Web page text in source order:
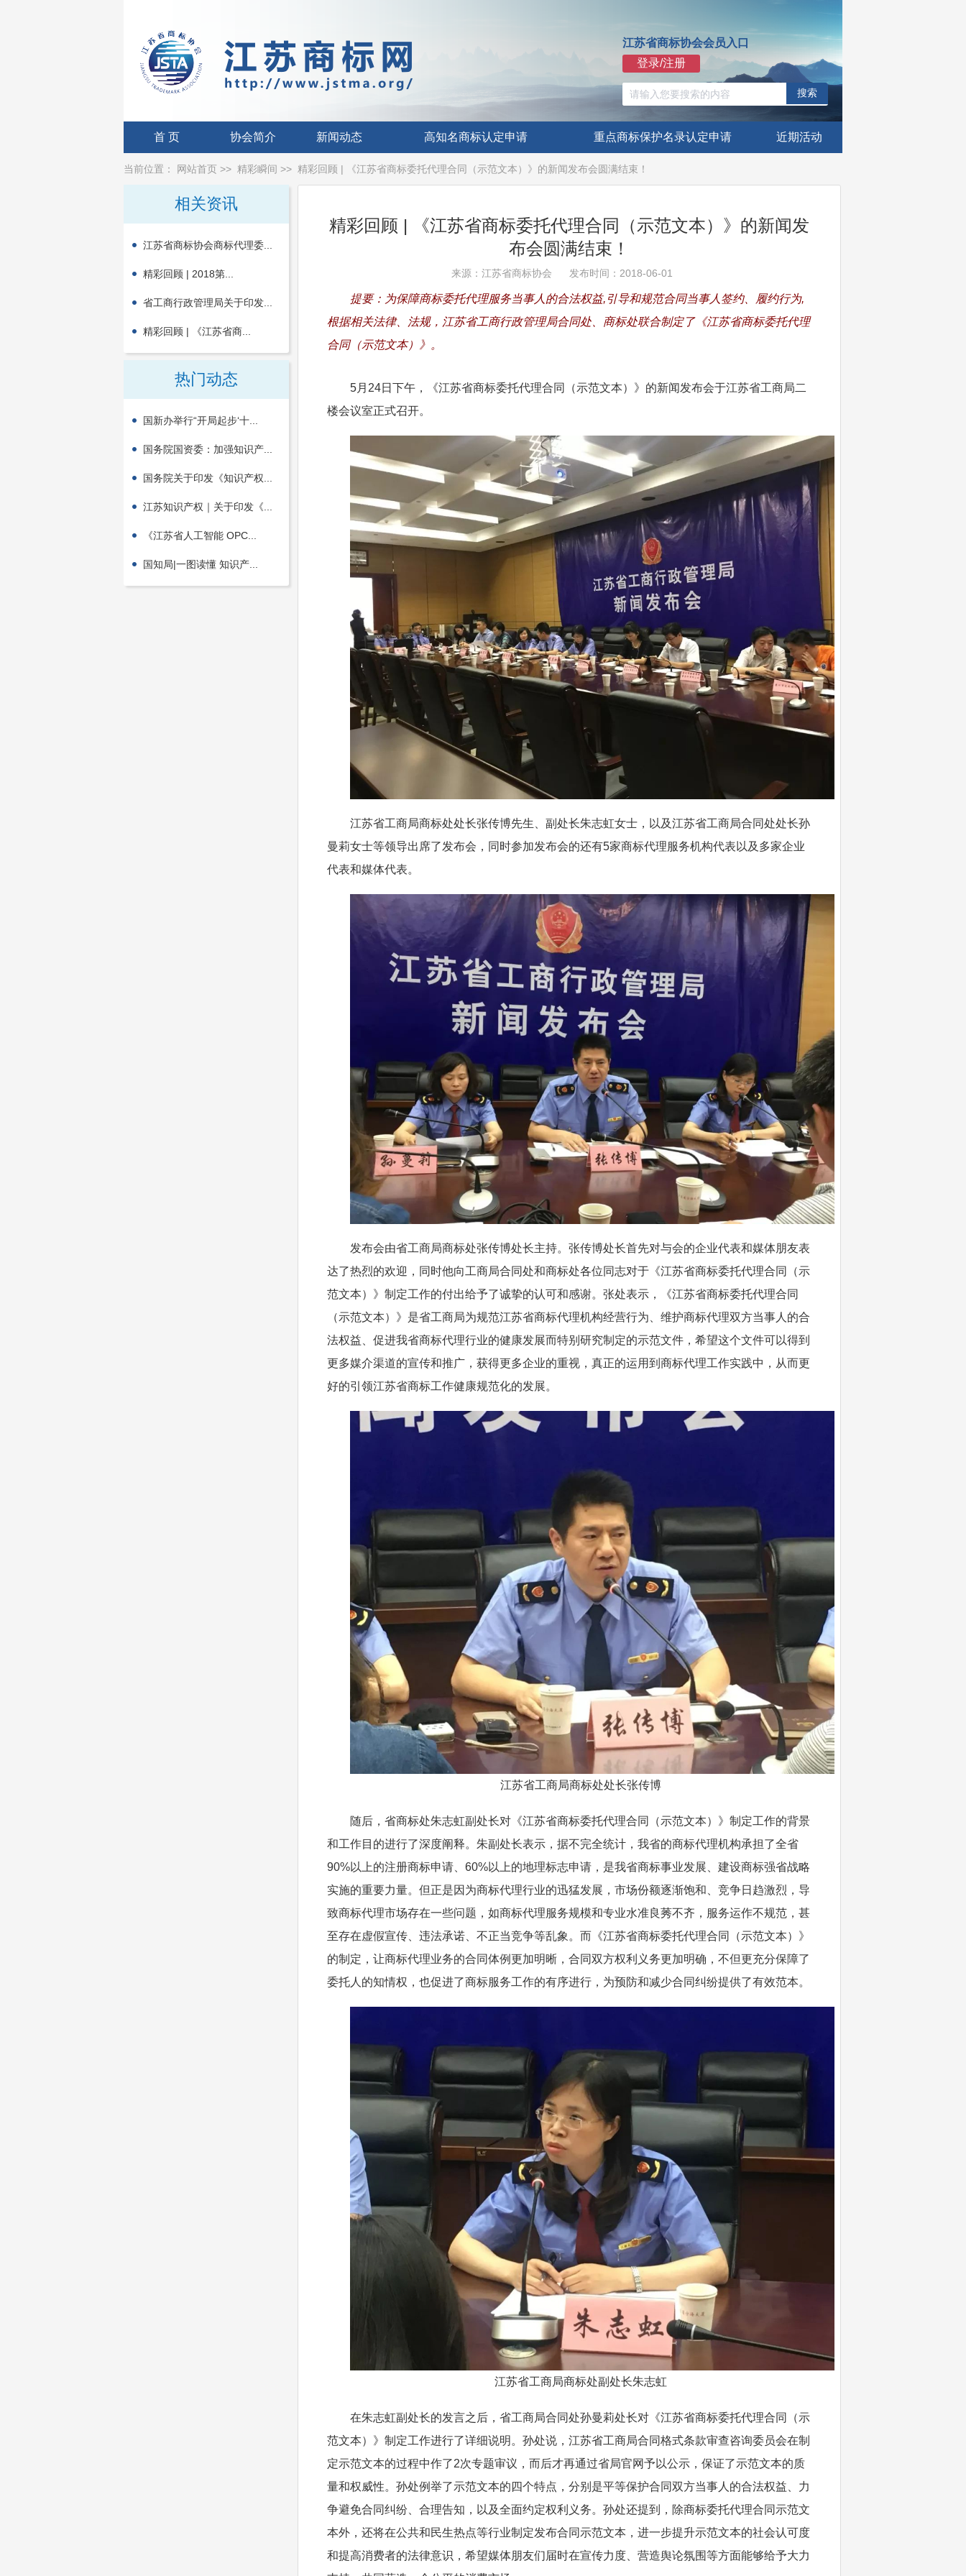
江苏省商标协会会员入口
登录/注册
搜索
首 页 协会简介 新闻动态 高知名商标认定申请 重点商标保护名录认定申请 近期活动
当前位置： 网站首页 >> 精彩瞬间 >> 精彩回顾 | 《江苏省商标委托代理合同（示范文本）》的新闻发布会圆满结束！
相关资讯
江苏省商标协会商标代理委...
精彩回顾 | 2018第...
省工商行政管理局关于印发...
精彩回顾 | 《江苏省商...
热门动态
国新办举行“开局起步‘十...
国务院国资委：加强知识产...
国务院关于印发《知识产权...
江苏知识产权｜关于印发《...
《江苏省人工智能 OPC...
国知局|一图读懂 知识产...
精彩回顾 | 《江苏省商标委托代理合同（示范文本）》的新闻发
布会圆满结束！
来源：江苏省商标协会 发布时间：2018-06-01
提要：为保障商标委托代理服务当事人的合法权益,引导和规范合同当事人签约、履约行为,
根据相关法律、法规，江苏省工商行政管理局合同处、商标处联合制定了《江苏省商标委托代理
合同（示范文本）》。
5月24日下午，《江苏省商标委托代理合同（示范文本）》的新闻发布会于江苏省工商局二
楼会议室正式召开。
江苏省工商局商标处处长张传博先生、副处长朱志虹女士，以及江苏省工商局合同处处长孙
曼莉女士等领导出席了发布会，同时参加发布会的还有5家商标代理服务机构代表以及多家企业
代表和媒体代表。
发布会由省工商局商标处张传博处长主持。张传博处长首先对与会的企业代表和媒体朋友表
达了热烈的欢迎，同时他向工商局合同处和商标处各位同志对于《江苏省商标委托代理合同（示
范文本）》制定工作的付出给予了诚挚的认可和感谢。张处表示，《江苏省商标委托代理合同
（示范文本）》是省工商局为规范江苏省商标代理机构经营行为、维护商标代理双方当事人的合
法权益、促进我省商标代理行业的健康发展而特别研究制定的示范文件，希望这个文件可以得到
更多媒介渠道的宣传和推广，获得更多企业的重视，真正的运用到商标代理工作实践中，从而更
好的引领江苏省商标工作健康规范化的发展。
江苏省工商局商标处处长张传博
随后，省商标处朱志虹副处长对《江苏省商标委托代理合同（示范文本）》制定工作的背景
和工作目的进行了深度阐释。朱副处长表示，据不完全统计，我省的商标代理机构承担了全省
90%以上的注册商标申请、60%以上的地理标志申请，是我省商标事业发展、建设商标强省战略
实施的重要力量。但正是因为商标代理行业的迅猛发展，市场份额逐渐饱和、竞争日趋激烈，导
致商标代理市场存在一些问题，如商标代理服务规模和专业水准良莠不齐，服务运作不规范，甚
至存在虚假宣传、违法承诺、不正当竞争等乱象。而《江苏省商标委托代理合同（示范文本）》
的制定，让商标代理业务的合同体例更加明晰，合同双方权利义务更加明确，不但更充分保障了
委托人的知情权，也促进了商标服务工作的有序进行，为预防和减少合同纠纷提供了有效范本。
江苏省工商局商标处副处长朱志虹
在朱志虹副处长的发言之后，省工商局合同处孙曼莉处长对《江苏省商标委托代理合同（示
范文本）》制定工作进行了详细说明。孙处说，江苏省工商局合同格式条款审查咨询委员会在制
定示范文本的过程中作了2次专题审议，而后才再通过省局官网予以公示，保证了示范文本的质
量和权威性。孙处例举了示范文本的四个特点，分别是平等保护合同双方当事人的合法权益、力
争避免合同纠纷、合理告知，以及全面约定权利义务。孙处还提到，除商标委托代理合同示范文
本外，还将在公共和民生热点等行业制定发布合同示范文本，进一步提升示范文本的社会认可度
和提高消费者的法律意识，希望媒体朋友们届时在宣传力度、营造舆论氛围等方面能够给予大力